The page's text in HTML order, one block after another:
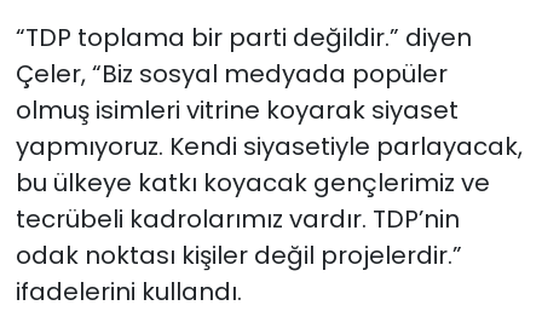
“TDP toplama bir parti değildir.” diyen
Çeler, “Biz sosyal medyada popüler
olmuş isimleri vitrine koyarak siyaset
yapmıyoruz. Kendi siyasetiyle parlayacak,
bu ülkeye katkı koyacak gençlerimiz ve
tecrübeli kadrolarımız vardır. TDP’nin
odak noktası kişiler değil projelerdir.”
ifadelerini kullandı.